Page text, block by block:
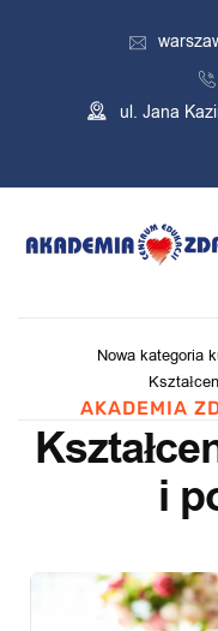
ul. Jana
Nowa kategoria
AKADEMIA
i